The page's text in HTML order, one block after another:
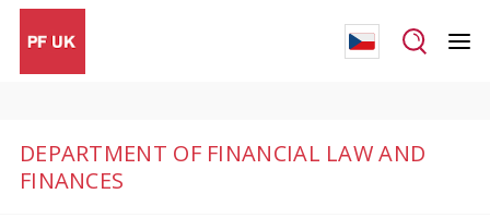
DEPARTMENT OF FINANCIAL LAW AND
FINANCES